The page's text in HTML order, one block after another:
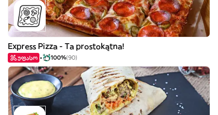
Express Pizza - Ta prostokątna!
უფასო 100%(90)